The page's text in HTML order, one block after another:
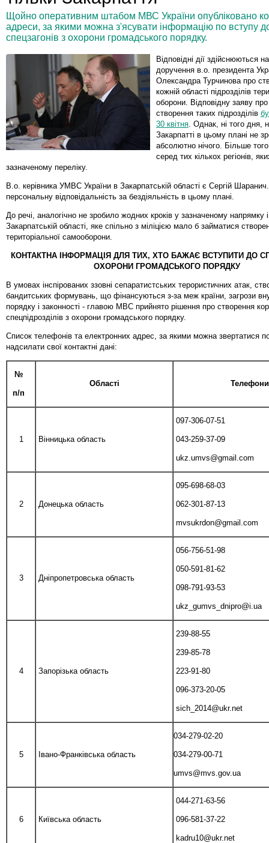
Щойно оперативним штабом МВС України опубліковано
адреси, за якими можна з'ясувати інформацію по вступу
спецзагонів з охорони громадського порядку.
Відповідні дії здійснюються
доручення в.о. президента
Олександра Турчинова про
кожній області підрозділів
оборони. Відповідну заяву
створення таких підрозділів
30 квітня . Однак, ні того дня,
Закарпатті в цьому плані не
абсолютно нічого. Більше
серед тих кількох регіонів,
зазначеному переліку.
В.о. керівника УМВС України в Закарпатській області є Сергій
персональну відповідальність за бездіяльність в цьому плані.
До речі, аналогічно не зробило жодних кроків у зазначеному напрямку
Закарпатській області, яке спільно з міліцією мало б займатися
територіальної самооборони.
КОНТАКТНА ІНФОРМАЦІЯ ДЛЯ ТИХ, ХТО БАЖАЄ ВСТУПИТИ ДО
ОХОРОНИ ГРОМАДСЬКОГО ПОРЯДКУ
В умовах інспірованих ззовні сепаратистських терористичних атак,
бандитських формувань, що фінансуються з-за меж країни, загрози
порядку і законності - главою МВС прийнято рішення про створення
спецпідрозділів з охорони громадського порядку.
Список телефонів та електронних адрес, за якими можна звертатися
надсилати свої контактні дані:
№
п/п
Області Телефони
1 Вінницька область
097-306-07-51
043-259-37-09
ukz.umvs@gmail.com
2 Донецька область
095-698-68-03
062-301-87-13
mvsukrdon@gmail.com
3 Дніпропетровська область
056-756-51-98
050-591-81-62
098-791-93-53
ukz_gumvs_dnipro@i.ua
4 Запорізька область
239-88-55
239-85-78
223-91-80
096-373-20-05
sich_2014@ukr.net
5 Івано-Франківська область
034-279-02-20
034-279-00-71
umvs@mvs.gov.ua
6 Київська область
044-271-63-56
096-581-37-22
kadru10@ukr.net